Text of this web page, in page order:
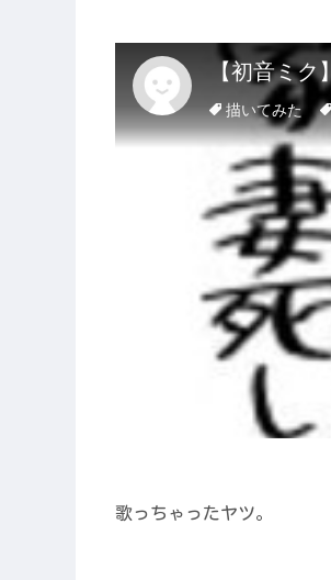
歌っちゃったヤツ。